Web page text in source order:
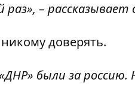
– рассказывает
доверять.
были за россию.